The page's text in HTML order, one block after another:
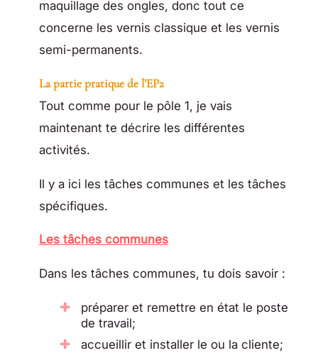
maquillage des ongles, donc tout ce
concerne les vernis classique et les vernis
semi-permanents.
La partie pratique de l’EP2
Tout comme pour le pôle 1, je vais
maintenant te décrire les différentes
activités.
Il y a ici les tâches communes et les tâches
spécifiques.
Les tâches communes
Dans les tâches communes, tu dois savoir :
préparer et remettre en état le poste
de travail;
accueillir et installer le ou la cliente;